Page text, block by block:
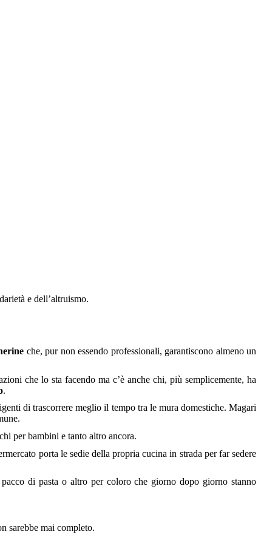
e dell’altruismo.
che, pur non essendo professionali, garantiscono almeno un
che lo sta facendo ma c’è anche chi, più semplicemente, ha
.
di trascorrere meglio il tempo tra le mura domestiche. Magari
per bambini e tanto altro ancora.
porta le sedie della propria cucina in strada per far sedere
di pasta o altro per coloro che giorno dopo giorno stanno
sarebbe mai completo.